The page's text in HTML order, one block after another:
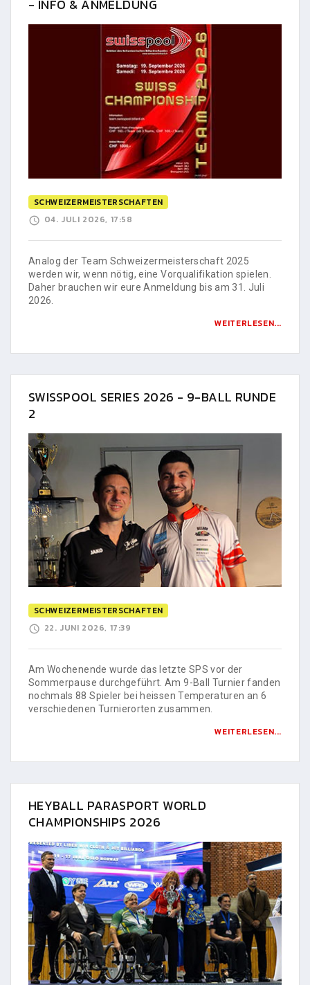
- INFO & ANMELDUNG
SCHWEIZERMEISTERSCHAFTEN
04. JULI 2026, 17:58
Analog der Team Schweizermeisterschaft 2025
werden wir, wenn nötig, eine Vorqualifikation spielen.
Daher brauchen wir eure Anmeldung bis am 31. Juli
2026.
WEITERLESEN...
SWISSPOOL SERIES 2026 - 9-BALL RUNDE
2
SCHWEIZERMEISTERSCHAFTEN
22. JUNI 2026, 17:39
Am Wochenende wurde das letzte SPS vor der
Sommerpause durchgeführt. Am 9-Ball Turnier fanden
nochmals 88 Spieler bei heissen Temperaturen an 6
verschiedenen Turnierorten zusammen.
WEITERLESEN...
HEYBALL PARASPORT WORLD
CHAMPIONSHIPS 2026